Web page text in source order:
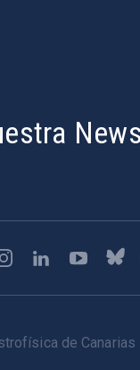
de Canarias